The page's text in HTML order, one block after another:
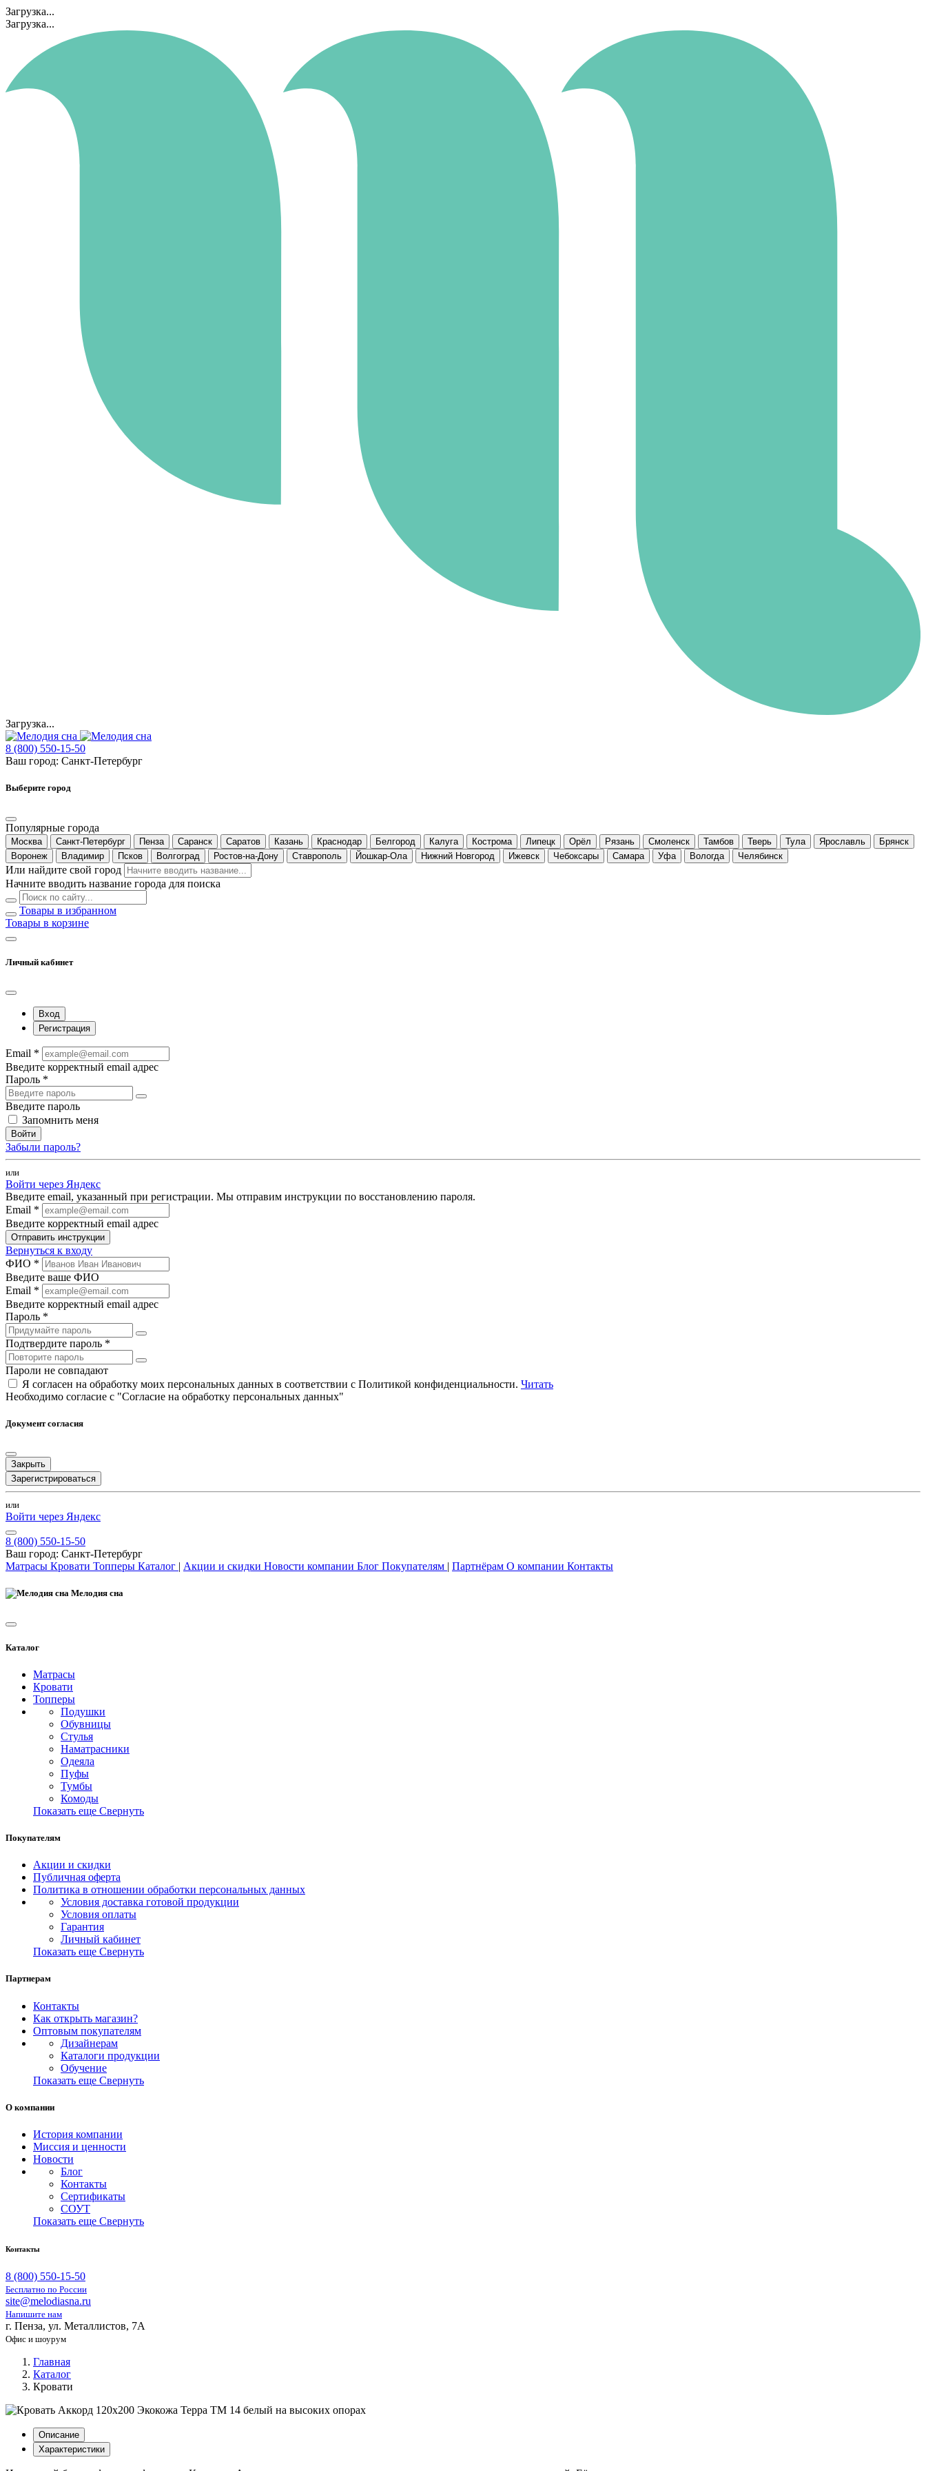
Загрузка...
Загрузка...
Загрузка...
8 (800) 550-15-50
Ваш город: Санкт-Петербург
Выберите город
Популярные города
Москва Санкт-Петербург Пенза Саранск Саратов Казань Краснодар Белгород Калуга Кострома Липецк Орёл Рязань Смоленск Тамбов Тверь Тула Ярославль
Брянск
Воронеж
Владимир Псков Волгоград Ростов-на-Дону Ставрополь Йошкар-Ола Нижний Новгород Ижевск Чебоксары Самара Уфа Вологда Челябинск
Или найдите свой город
Начните вводить название города для поиска
Товары в избранном
Товары в корзине
Личный кабинет
Вход
Регистрация
Email *
Введите корректный email адрес
Пароль *
Введите пароль
Запомнить меня
Войти
Забыли пароль?
или
Войти через Яндекс
Введите email, указанный при регистрации. Мы отправим инструкции по восстановлению пароля.
Email *
Введите корректный email адрес
Отправить инструкции
Вернуться к входу
ФИО *
Введите ваше ФИО
Email *
Введите корректный email адрес
Пароль *
Подтвердите пароль *
Пароли не совпадают
Я согласен на обработку моих персональных данных в соответствии с Политикой конфиденциальности. Читать
Необходимо согласие с "Согласие на обработку персональных данных"
Документ согласия
Закрыть
Зарегистрироваться
или
Войти через Яндекс
8 (800) 550-15-50
Ваш город: Санкт-Петербург
Матрасы Кровати Топперы Каталог | Акции и скидки Новости компании Блог Покупателям | Партнёрам О компании Контакты
Мелодия сна
Каталог
Матрасы
Кровати
Топперы
Подушки
Обувницы
Стулья
Наматрасники
Одеяла
Пуфы
Тумбы
Комоды
Показать еще Свернуть
Покупателям
Акции и скидки
Публичная оферта
Политика в отношении обработки персональных данных
Условия доставка готовой продукции
Условия оплаты
Гарантия
Личный кабинет
Показать еще Свернуть
Партнерам
Контакты
Как открыть магазин?
Оптовым покупателям
Дизайнерам
Каталоги продукции
Обучение
Показать еще Свернуть
О компании
История компании
Миссия и ценности
Новости
Блог
Контакты
Сертификаты
СОУТ
Показать еще Свернуть
Контакты
8 (800) 550-15-50
Бесплатно по России
site@melodiasna.ru
Напишите нам
г. Пенза, ул. Металлистов, 7А
Офис и шоурум
Главная
Каталог
Кровати
Описание
Характеристики